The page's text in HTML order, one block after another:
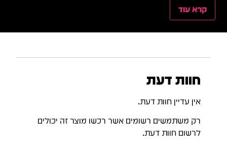
קרא עוד
חוות דעת
אין עדיין חוות דעת.
רק משתמשים רשומים אשר רכשו מוצר זה יכולים
לרשום חוות דעת.